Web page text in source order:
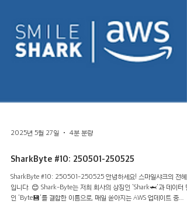
2025년 5월 27일 4분 분량
SharkByte #10: 250501-250525